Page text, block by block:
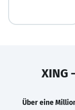
XING
Über eine